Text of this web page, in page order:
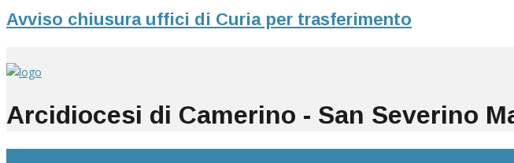
Avviso chiusura uffici di Curia per trasferimento
Arcidiocesi di Camerino - San Severino